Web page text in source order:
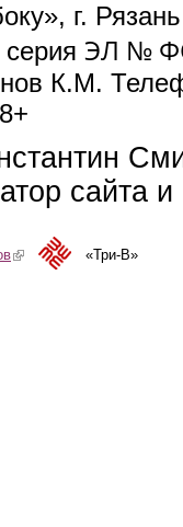
г.
ЭЛ №
К.М.
e-mail)
сайта
(link is external)«Три-В»